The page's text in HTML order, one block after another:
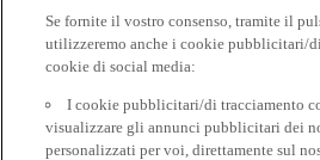
Se fornite il vostro consenso, tramite il
utilizzeremo anche i cookie pubblicitari/
cookie di social media:
I cookie pubblicitari/di tracciamento
visualizzare gli annunci pubblicitari dei
personalizzati per voi, direttamente sul